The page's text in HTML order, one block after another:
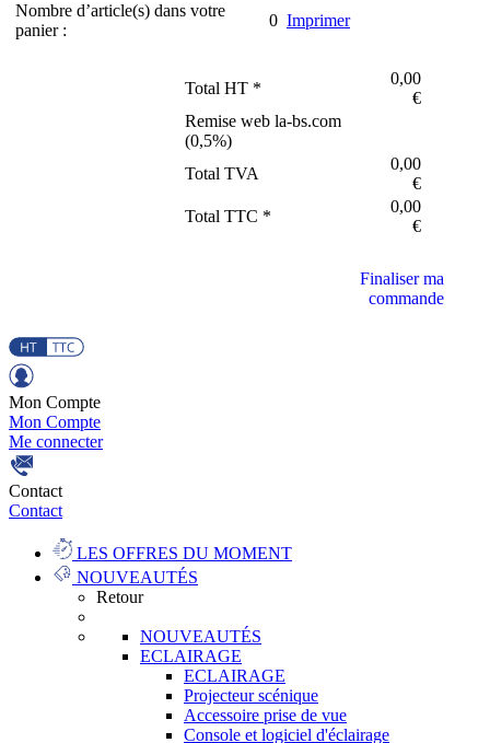
Nombre d’article(s) dans votre
panier :
0 Imprimer
Total HT *
0,00
€
Remise web la-bs.com
(0,5%)
Total TVA
0,00
€
Total TTC *
0,00
€
Finaliser ma
commande
Mon Compte
Mon Compte
Me connecter
Contact
Contact
LES OFFRES DU MOMENT
NOUVEAUTÉS
Retour
NOUVEAUTÉS
ECLAIRAGE
ECLAIRAGE
Projecteur scénique
Accessoire prise de vue
Console et logiciel d'éclairage